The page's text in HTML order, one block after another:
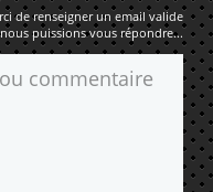
de renseigner un email valide
puissions vous répondre...